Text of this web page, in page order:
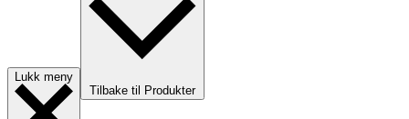
Lukk meny
Tilbake til Produkter